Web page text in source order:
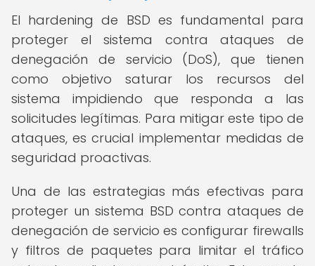
El hardening de BSD es fundamental para
proteger el sistema contra ataques de
denegación de servicio (DoS), que tienen
como objetivo saturar los recursos del
sistema impidiendo que responda a las
solicitudes legítimas. Para mitigar este tipo de
ataques, es crucial implementar medidas de
seguridad proactivas.
Una de las estrategias más efectivas para
proteger un sistema BSD contra ataques de
denegación de servicio es configurar firewalls
y filtros de paquetes para limitar el tráfico